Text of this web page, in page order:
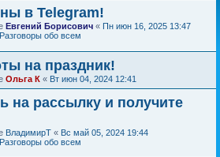
в Telegram!
Евгений Борисович « Пн июн 16, 2025 13:47
Разговоры обо всем
на праздник!
Ольга К « Вт июн 04, 2024 12:41
на рассылку и получите
ВладимирТ « Вс май 05, 2024 19:44
Разговоры обо всем